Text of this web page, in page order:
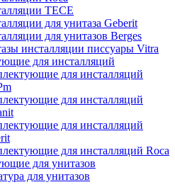
TECE
для унитаза Geberit
для унитазов Berges
инсталляции писсуары Vitra
для инсталляций
для инсталляций
для инсталляций
для инсталляций
для инсталляций Roca
для унитазов
для унитазов